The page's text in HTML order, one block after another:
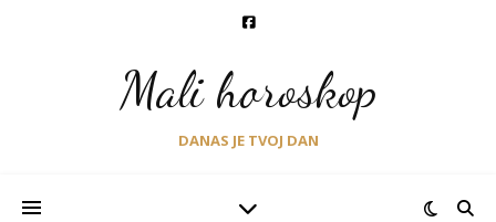
Mali horoskop
DANAS JE TVOJ DAN